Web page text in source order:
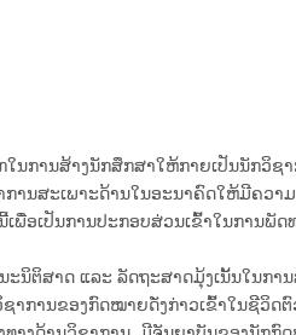
ການສ້າງນັກສຶກສາໃຫ້ກາຍເປັນນັກວິຊ
ານສະເພາະດ້ານໃນອະນາຄົດໃຫ້ມີຄວ
ພື່ອເປັນການປະກອບສ່ວນເຂົ້າໃນການພັ
ຕິສາດ ແລະ ລັດຖະສາດມຸ້ງເນັ້ນໃນກາ
ການຂອງກົດໝາຍດັ່ງກ່າວເຂົ້າໃນຊີວິດຕົ